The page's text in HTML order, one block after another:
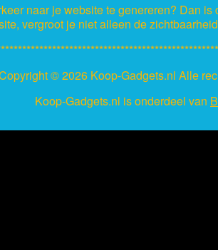
naar je website te genereren? Dan
vergroot je niet alleen de
©2026 Koop-Gadgets.nl Alle
Koop-Gadgets.nl is onderdeel van